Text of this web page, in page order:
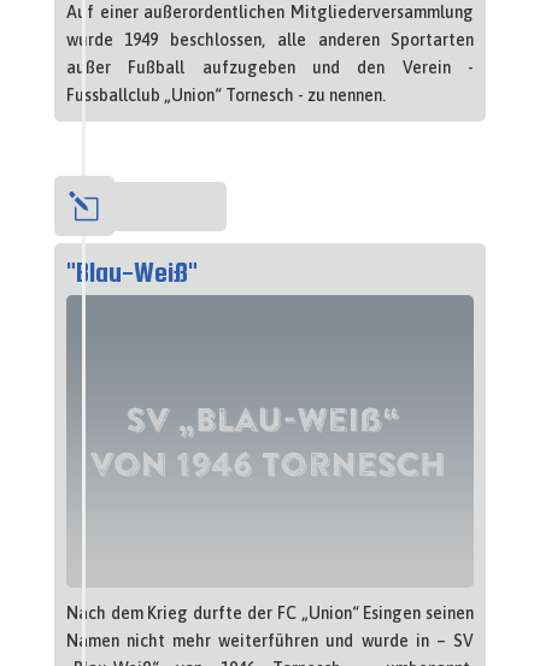
Auf einer außerordentlichen Mitgliederversammlung
wurde 1949 beschlossen, alle anderen Sportarten
außer Fußball aufzugeben und den Verein -
Fussballclub „Union“ Tornesch - zu nennen.
1946
l
"Blau-Weiß"
Nach dem Krieg durfte der FC „Union“ Esingen seinen
Namen nicht mehr weiterführen und wurde in – SV